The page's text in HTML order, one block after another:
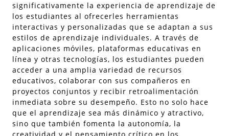
significativamente la experiencia de aprendizaje de
los estudiantes al ofrecerles herramientas
interactivas y personalizadas que se adaptan a sus
estilos de aprendizaje individuales. A través de
aplicaciones móviles, plataformas educativas en
línea y otras tecnologías, los estudiantes pueden
acceder a una amplia variedad de recursos
educativos, colaborar con sus compañeros en
proyectos conjuntos y recibir retroalimentación
inmediata sobre su desempeño. Esto no solo hace
que el aprendizaje sea más dinámico y atractivo,
sino que también fomenta la autonomía, la